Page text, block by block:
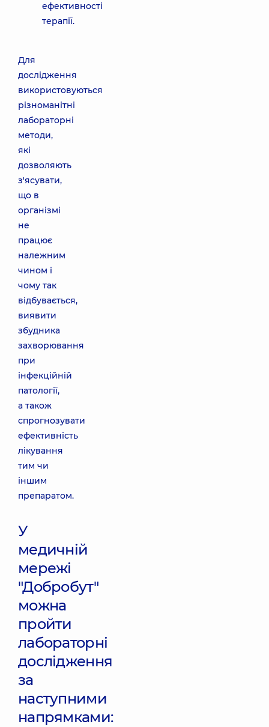
ефективності
терапії.
Для
дослідження
використовуються
різноманітні
лабораторні
методи,
які
дозволяють
з'ясувати,
що в
організмі
не
працює
належним
чином і
чому так
відбувається,
виявити
збудника
захворювання
при
інфекційній
патології,
а також
спрогнозувати
ефективність
лікування
тим чи
іншим
препаратом.
У
медичній
мережі
"Добробут"
можна
пройти
лабораторні
дослідження
за
наступними
напрямками: